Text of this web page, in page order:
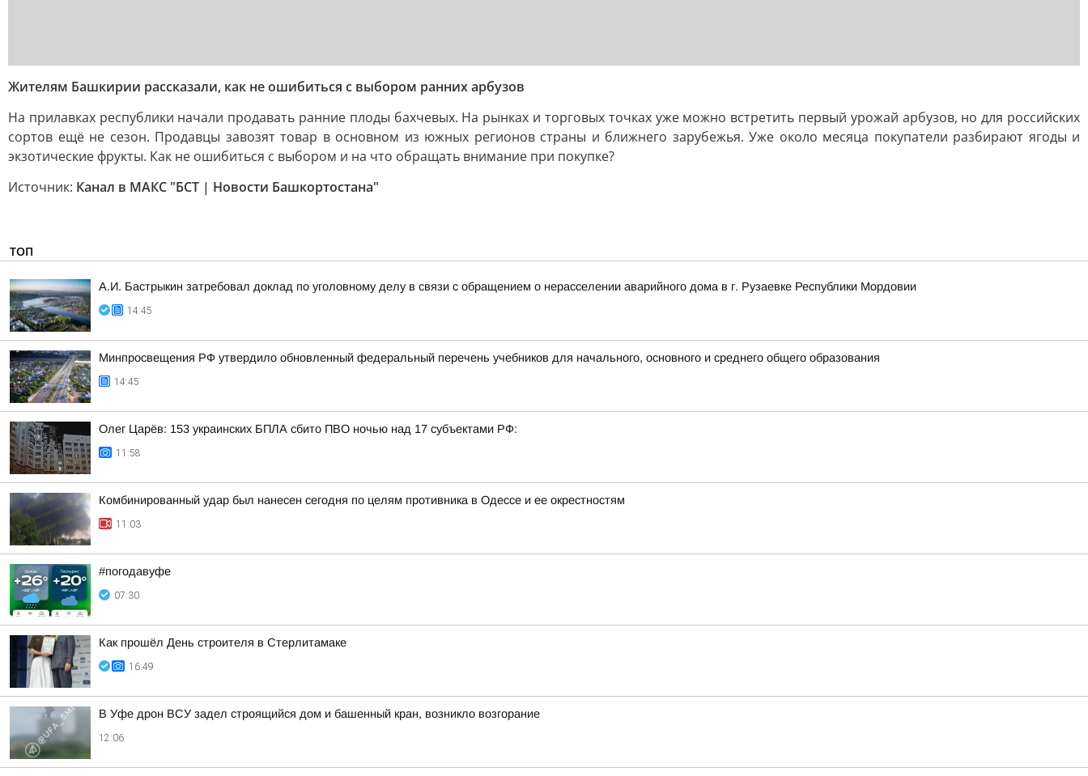
Жителям Башкирии рассказали, как не ошибиться с выбором ранних арбузов
На прилавках республики начали продавать ранние плоды бахчевых. На рынках и торговых точках уже можно встретить первый урожай арбузов, но для российских
сортов ещё не сезон. Продавцы завозят товар в основном из южных регионов страны и ближнего зарубежья. Уже около месяца покупатели разбирают ягоды и
экзотические фрукты. Как не ошибиться с выбором и на что обращать внимание при покупке?
Источник: Канал в МАКС "БСТ | Новости Башкортостана"
ТОП
А.И. Бастрыкин затребовал доклад по уголовному делу в связи с обращением о нерасселении аварийного дома в г. Рузаевке Республики Мордовии
14:45
Минпросвещения РФ утвердило обновленный федеральный перечень учебников для начального, основного и среднего общего образования
14:45
Олег Царёв: 153 украинских БПЛА сбито ПВО ночью над 17 субъектами РФ:
11:58
Комбинированный удар был нанесен сегодня по целям противника в Одессе и ее окрестностям
11:03
#погодавуфе
07:30
Как прошёл День строителя в Стерлитамаке
16:49
В Уфе дрон ВСУ задел строящийся дом и башенный кран, возникло возгорание
12:06